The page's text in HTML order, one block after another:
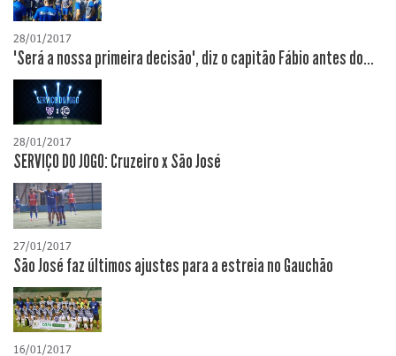
28/01/2017
"Será a nossa primeira decisão", diz o capitão Fábio antes do...
28/01/2017
SERVIÇO DO JOGO: Cruzeiro x São José
27/01/2017
São José faz últimos ajustes para a estreia no Gauchão
16/01/2017